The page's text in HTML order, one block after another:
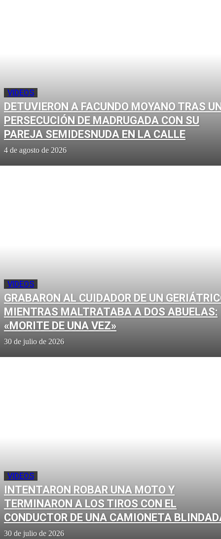
VIDEOS
DETUVIERON A FACUNDO MOYANO TRAS
PERSECUCIÓN DE MADRUGADA CON SU
PAREJA SEMIDESNUDA EN LA CALLE
4 de agosto de 2026
VIDEOS
GRABARON AL CUIDADOR DE UN
MIENTRAS MALTRATABA A DOS ABUELAS:
«MORITE DE UNA VEZ»
30 de julio de 2026
VIDEOS
INTENTARON ROBAR UNA MOTO Y
TERMINARON A LOS TIROS CON EL
CONDUCTOR DE UNA CAMIONETA
30 de julio de 2026